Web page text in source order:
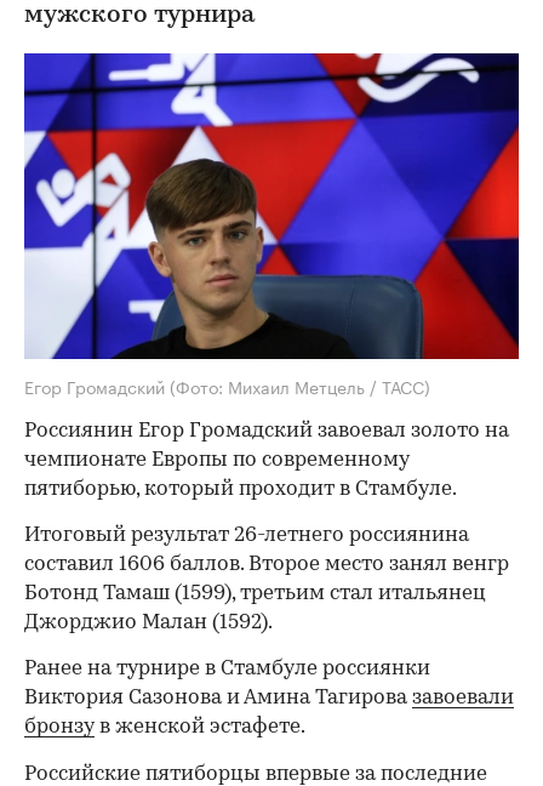
мужского турнира
Егор Громадский (Фото: Михаил Метцель / ТАСС)
Россиянин Егор Громадский завоевал золото на
чемпионате Европы по современному
пятиборью, который проходит в Стамбуле.
Итоговый результат 26-летнего россиянина
составил 1606 баллов. Второе место занял венгр
Ботонд Тамаш (1599), третьим стал итальянец
Джорджио Малан (1592).
Ранее на турнире в Стамбуле россиянки
Виктория Сазонова и Амина Тагировазавоевали
бронзув женской эстафете.
Российские пятиборцы впервые за последние